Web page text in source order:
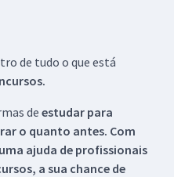
de tudo o que está
de estudar para
o quanto antes. Com
ajuda de profissionais
a sua chance de